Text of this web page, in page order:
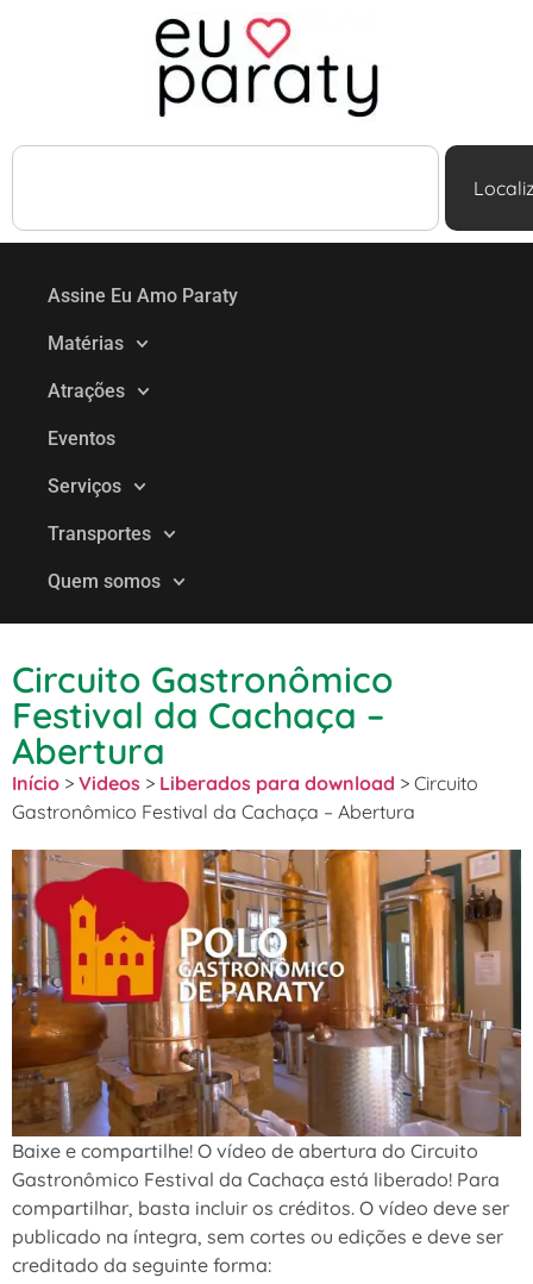
Assine Eu Amo Paraty
Matérias
Atrações
Eventos
Serviços
Transportes
Quem somos
Circuito Gastronômico
Festival da Cachaça –
Abertura
Início > Videos > Liberados para download > Circuito
Gastronômico Festival da Cachaça – Abertura
Baixe e compartilhe! O vídeo de abertura do Circuito
Gastronômico Festival da Cachaça está liberado! Para
compartilhar, basta incluir os créditos. O vídeo deve ser
publicado na íntegra, sem cortes ou edições e deve ser
creditado da seguinte forma: